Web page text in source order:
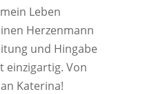
Leben
Herzenmann
und Hingabe
einzigartig. Von
Katerina!